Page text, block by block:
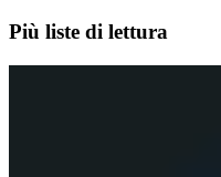
Più liste di lettura